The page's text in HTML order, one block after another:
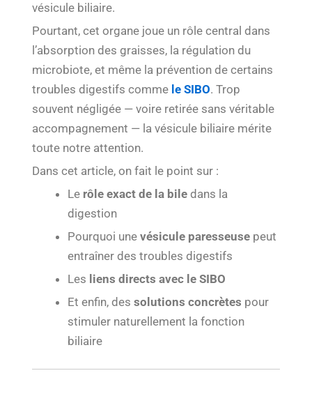
vésicule biliaire.
Pourtant, cet organe joue un rôle central dans
l’absorption des graisses, la régulation du
microbiote, et même la prévention de certains
troubles digestifs comme le SIBO. Trop
souvent négligée — voire retirée sans véritable
accompagnement — la vésicule biliaire mérite
toute notre attention.
Dans cet article, on fait le point sur :
Le rôle exact de la bile dans la
digestion
Pourquoi unevésicule paresseuse peut
entraîner des troubles digestifs
Les liens directs avec le SIBO
Et enfin, dessolutions concrètes pour
stimuler naturellement la fonction
biliaire